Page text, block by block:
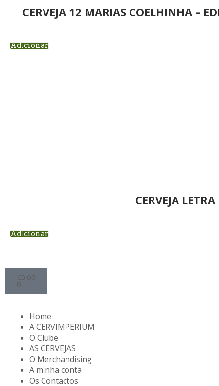
CERVEJA 12 MARIAS COELHINHA –
Adicionar
CERVEJA
Adicionar
€0.00
0
Home
A CERVIMPERIUM
O Clube
AS CERVEJAS
O Merchandising
A minha conta
Os Contactos